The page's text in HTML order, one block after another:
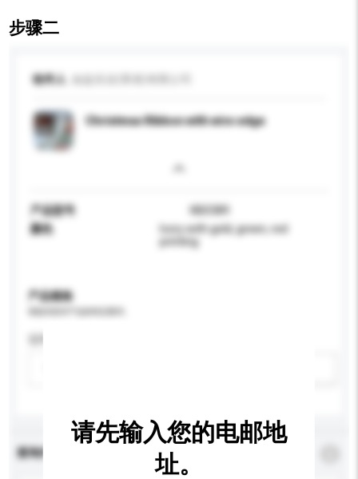
步骤二
收件人
Christmas Ribbon with wire edge
产品型号
KB0389
颜色
Ivory with gold, green, red
printing
产品规格
查询内容
请先输入您的电邮地
址。